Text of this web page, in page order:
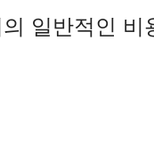
일반적인 비